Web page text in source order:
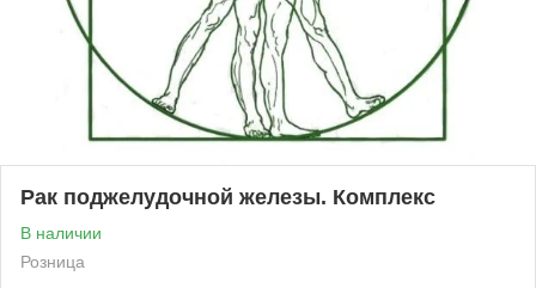
Рак поджелудочной железы. Комплекс
В наличии
Розница